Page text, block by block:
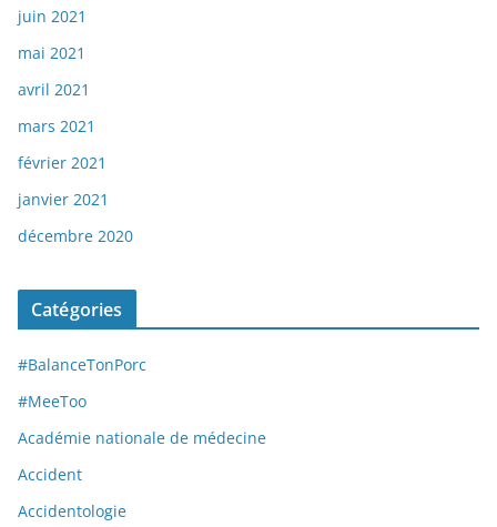
juin 2021
mai 2021
avril 2021
mars 2021
février 2021
janvier 2021
décembre 2020
Catégories
#BalanceTonPorc
#MeeToo
Académie nationale de médecine
Accident
Accidentologie